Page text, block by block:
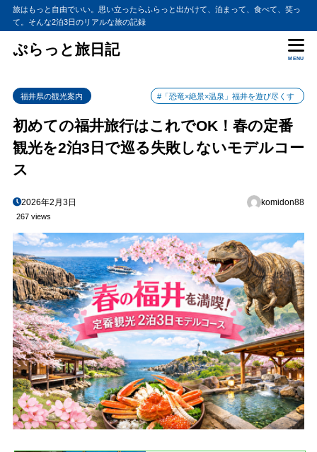
旅はもっと自由でいい。思い立ったらふらっと出かけて、泊まって、食べて、笑っ
て。そんな2泊3日のリアルな旅の記録
ぷらっと旅日記
MENU
福井県の観光案内 #「恐竜×絶景×温泉」福井を遊び尽くす
初めての福井旅行はこれでOK！春の定番
観光を2泊3日で巡る失敗しないモデルコー
ス
2026年2月3日 komidon88
267 views